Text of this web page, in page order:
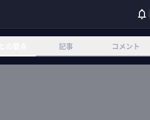
記事 コメント